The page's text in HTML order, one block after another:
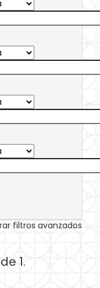
filtros avanzados
1.